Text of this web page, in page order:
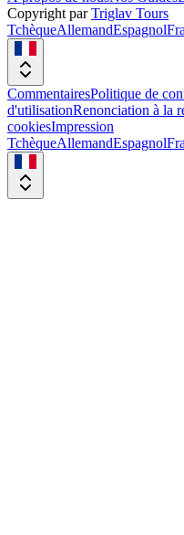
Copyright par Triglav Tours
TchèqueAllemandEspagnol
CommentairesPolitique de
d'utilisationRenonciation à la
cookiesImpression
TchèqueAllemandEspagnol